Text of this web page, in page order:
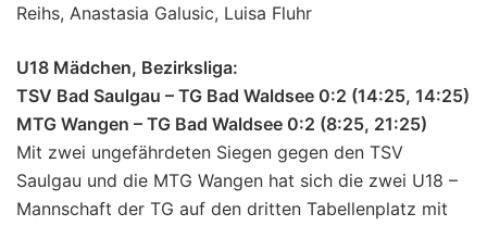
Reihs, Anastasia Galusic, Luisa Fluhr
U18 Mädchen, Bezirksliga:
TSV Bad Saulgau – TG Bad Waldsee 0:2 (14:25, 14:25)
MTG Wangen – TG Bad Waldsee 0:2 (8:25, 21:25)
Mit zwei ungefährdeten Siegen gegen den TSV
Saulgau und die MTG Wangen hat sich die zwei U18 –
Mannschaft der TG auf den dritten Tabellenplatz mit